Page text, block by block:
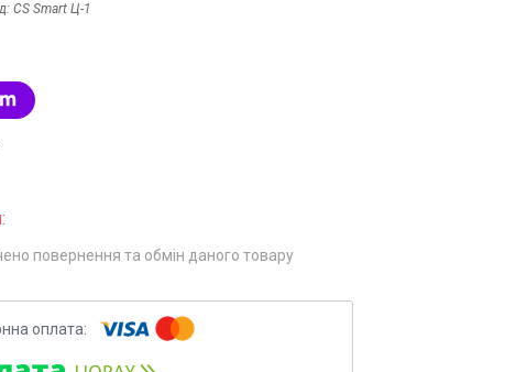
CS Smart Ц-1
повернення та обмін даного товару